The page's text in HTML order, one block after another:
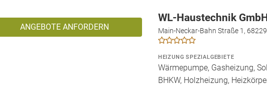
ANGEBOTE ANFORDERN
WL-Haustechnik
Main-Neckar-Bahn Straße 1,
HEIZUNG SPEZIALGEBIETE
Wärmepumpe, Gasheizung,
BHKW, Holzheizung,